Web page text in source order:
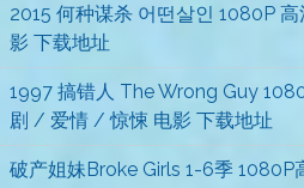
2015 何种谋杀 어떤살인 1080P
影 下载地址
1997 搞错人 The Wrong Guy
剧 / 爱情 / 惊悚 电影 下载地址
破产姐妹Broke Girls 1-6季 1080P